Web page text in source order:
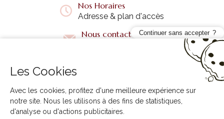
Nos Horaires
Adresse & plan d'accès
Nous contacter
Liens utiles +
Continuer sans accepter
Les Cookies
Avec les cookies, profitez d'une meilleure expérience sur
notre site. Nous les utilisons à des fins de statistiques,
d'analyse ou d'actions publicitaires.